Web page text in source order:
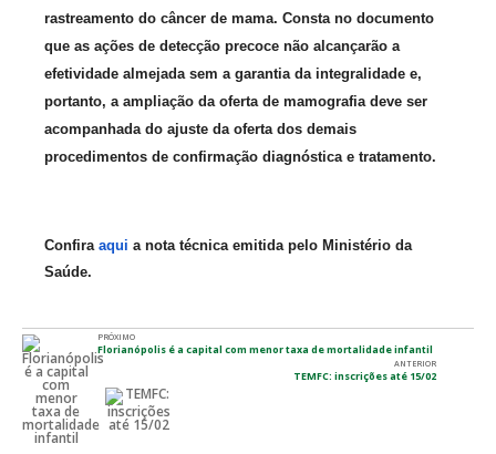
rastreamento do câncer de mama. Consta no documento
que as ações de detecção precoce não alcançarão a
efetividade almejada sem a garantia da integralidade e,
portanto, a ampliação da oferta de mamografia deve ser
acompanhada do ajuste da oferta dos demais
procedimentos de confirmação diagnóstica e tratamento.
Confiraaqui a nota técnica emitida pelo Ministério da
Saúde.
PRÓXIMO
Florianópolis é a capital com menor taxa de mortalidade infantil
ANTERIOR
TEMFC: inscrições até 15/02